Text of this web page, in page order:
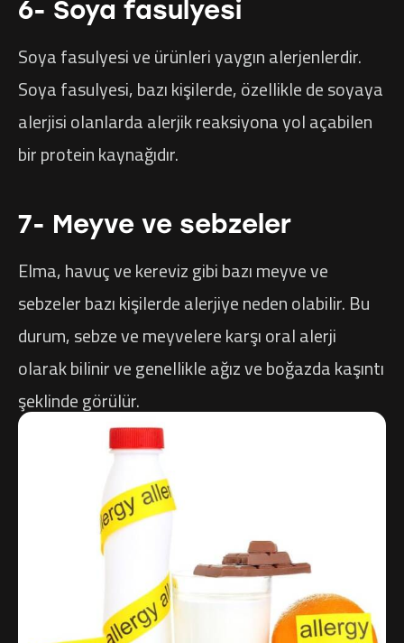
6- Soya fasulyesi
Soya fasulyesi ve ürünleri yaygın alerjenlerdir.
Soya fasulyesi, bazı kişilerde, özellikle de soyaya
alerjisi olanlarda alerjik reaksiyona yol açabilen
bir protein kaynağıdır.
7- Meyve ve sebzeler
Elma, havuç ve kereviz gibi bazı meyve ve
sebzeler bazı kişilerde alerjiye neden olabilir. Bu
durum, sebze ve meyvelere karşı oral alerji
olarak bilinir ve genellikle ağız ve boğazda kaşıntı
şeklinde görülür.